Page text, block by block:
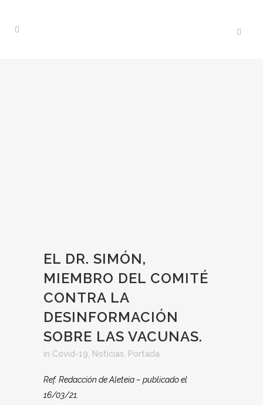
EL DR. SIMÓN,
MIEMBRO DEL COMITÉ
CONTRA LA
DESINFORMACIÓN
SOBRE LAS VACUNAS.
in Covid-19 Noticias Portada
Ref. Redacción de Aleteia – publicado el
16/03/21.